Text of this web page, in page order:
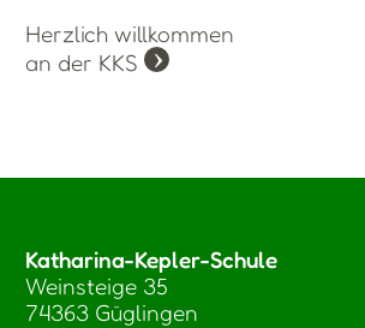
Herzlich willkommen
an der KKS
Katharina-Kepler-Schule
Weinsteige 35
74363 Güglingen